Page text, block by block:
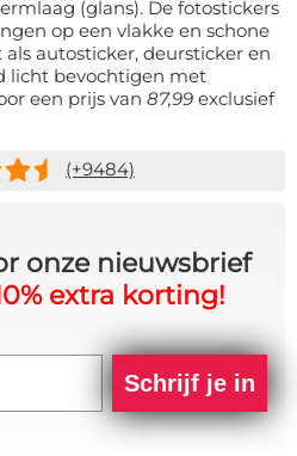
(glans). De fotostickers
op een vlakke en schone
autosticker, deursticker en
licht bevochtigen met
een prijs van 87,99 exclusief
(+9484)
onze nieuwsbrief
extra korting!
Schrijf je in